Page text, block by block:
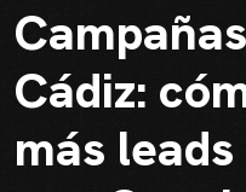
Cádiz:
más